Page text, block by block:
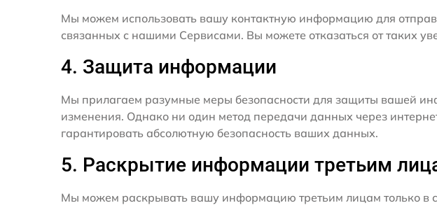
Мы можем использовать вашу контактную информацию для
связанных с нашими Сервисами. Вы можете отказаться от таких
4. Защита информации
Мы прилагаем разумные меры безопасности для защиты вашей
изменения. Однако ни один метод передачи данных через
гарантировать абсолютную безопасность ваших данных.
5. Раскрытие информации третьим
Мы можем раскрывать вашу информацию третьим лицам только в